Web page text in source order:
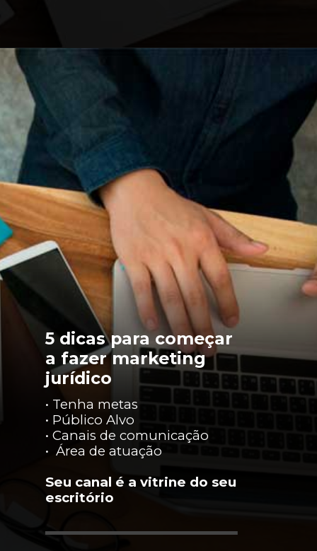
• Tenha metas
• Público Alvo
• Canais de comunicação
• Área de atuação
Seu canal é a vitrine do seu
escritório
5 dicas para começar
a fazer marketing
jurídico